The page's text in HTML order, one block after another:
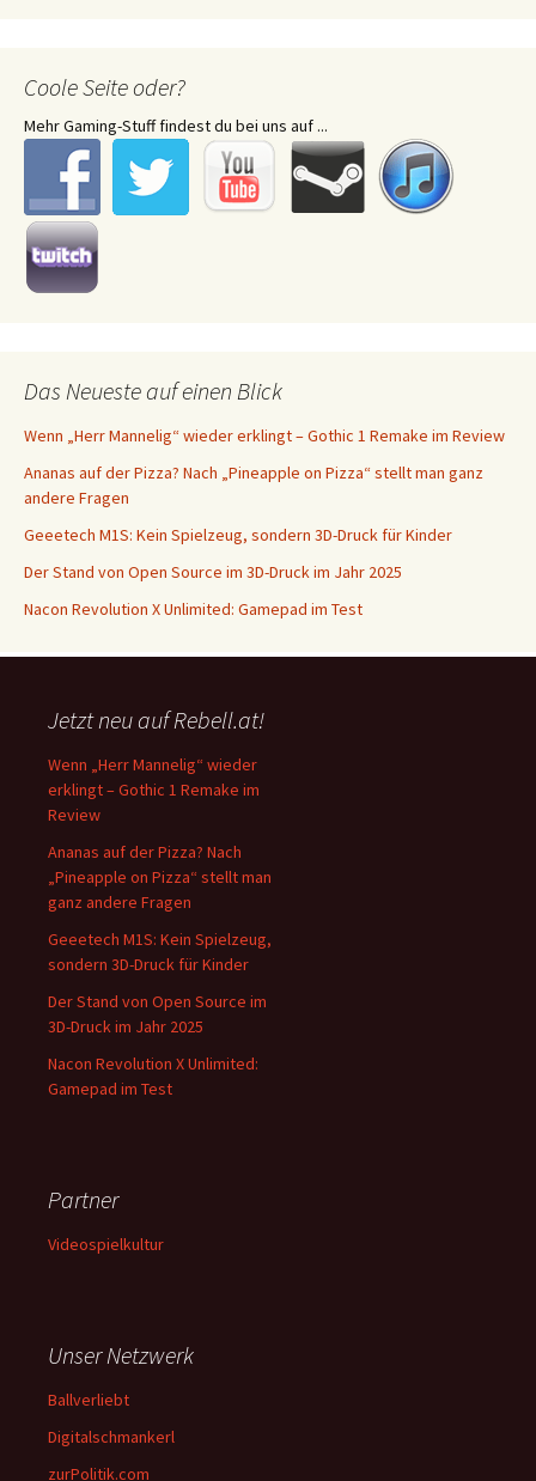
Coole Seite oder?
Mehr Gaming-Stuff findest du bei uns auf ...
Das Neueste auf einen Blick
Wenn „Herr Mannelig“ wieder erklingt – Gothic 1 Remake im Review
Ananas auf der Pizza? Nach „Pineapple on Pizza“ stellt man ganz
andere Fragen
Geeetech M1S: Kein Spielzeug, sondern 3D-Druck für Kinder
Der Stand von Open Source im 3D-Druck im Jahr 2025
Nacon Revolution X Unlimited: Gamepad im Test
Jetzt neu auf Rebell.at!
Wenn „Herr Mannelig“ wieder
erklingt – Gothic 1 Remake im
Review
Ananas auf der Pizza? Nach
„Pineapple on Pizza“ stellt man
ganz andere Fragen
Geeetech M1S: Kein Spielzeug,
sondern 3D-Druck für Kinder
Der Stand von Open Source im
3D-Druck im Jahr 2025
Nacon Revolution X Unlimited:
Gamepad im Test
Partner
Videospielkultur
Unser Netzwerk
Ballverliebt
Digitalschmankerl
zurPolitik.com